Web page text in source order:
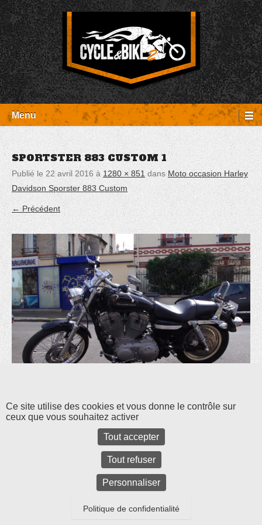
Aller
au
contenu
Cycle et Bike
Entretien Harley-Davidson, préparation et custom, boutique, pièces
détachées Rambouillet
Menu
SPORTSTER 883 CUSTOM 1
Publié le 22 avril 2016à 1280 × 851dansMoto occasion Harley
Davidson Sporster 883 Custom
← Précédent
Les commentaires et les rétroliens sont fermés pour l'instant.
Panneau de gestion des cookies
Ce site utilise des cookies et vous donne le contrôle sur
ceux que vous souhaitez activer
Tout accepter
Tout refuser
Personnaliser
Politique de confidentialité